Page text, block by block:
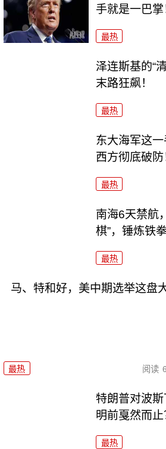
手就是一巴掌
最热
泽连斯基的“
末路狂飙！
最热
东大海军这
西方彻底破防
最热
南海6天禁航
棋”，锤炼铁拳
最热
马、特和好，美中期选举这盘
最热 阅读
特朗普对波
明前戛然而止
最热